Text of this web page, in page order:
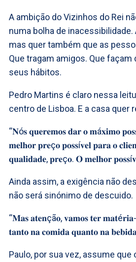
A ambição do Vizinhos do Rei
numa bolha de inacessibilidade.
mas quer também que as
Que tragam amigos. Que
seus hábitos.
Pedro Martins é claro nessa
centro de Lisboa. E a casa
“𝐍ó𝐬 𝐪𝐮𝐞𝐫𝐞𝐦𝐨𝐬 𝐝𝐚𝐫 𝐨 𝐦á𝐱𝐢𝐦𝐨
𝐦𝐞𝐥𝐡𝐨𝐫 𝐩𝐫𝐞ç𝐨 𝐩𝐨𝐬𝐬í𝐯𝐞𝐥 𝐩𝐚𝐫𝐚 𝐨
𝐪𝐮𝐚𝐥𝐢𝐝𝐚𝐝𝐞, 𝐩𝐫𝐞ç𝐨. 𝐎 𝐦𝐞𝐥𝐡𝐨𝐫
Ainda assim, a exigência não
não será sinónimo de descuido.
“𝐌𝐚𝐬 𝐚𝐭𝐞𝐧çã𝐨, 𝐯𝐚𝐦𝐨𝐬 𝐭𝐞𝐫
𝐭𝐚𝐧𝐭𝐨 𝐧𝐚 𝐜𝐨𝐦𝐢𝐝𝐚 𝐪𝐮𝐚𝐧𝐭𝐨 𝐧𝐚
Paulo, por sua vez, assume